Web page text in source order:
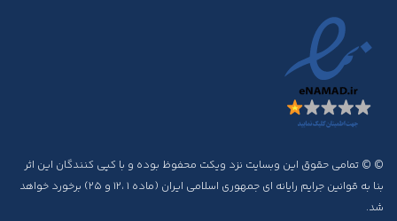
© © تمامی حقوق این وبسایت نزد ویکت محفوظ بوده و با کپی کنندگان این اثر
بنا به قوانین جرایم رایانه ای جمهوری اسلامی ایران (ماده ۱ ،۱۲ و ۲۵) برخورد خواهد
شد.